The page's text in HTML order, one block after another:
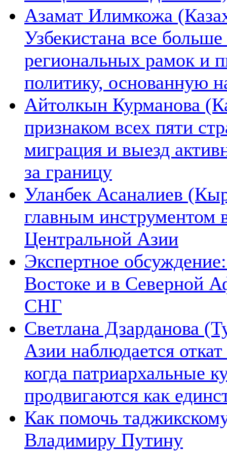
Азамат Илимкожа
Узбекистана все
региональных рамок и
политику, основанную
Айтолкын Курманова
признаком всех пяти
миграция и выезд
за границу
Уланбек Асаналиев
главным инструментом
Центральной Азии
Экспертное
Востоке и в Северной
СНГ
Светлана Дзарданова
Азии наблюдается
когда патриархальные
продвигаются как
Как помочь
Владимиру Путину